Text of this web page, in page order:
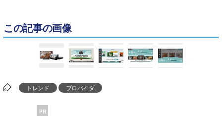
この記事の画像
トレンド プロバイダ
PR